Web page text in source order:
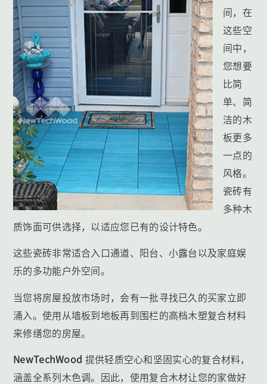
间，在
这些空
间中，
您想要
比简
单、简
洁的木
板更多
一点的
风格。
瓷砖有
多种木
质饰面可供选择，以适应您已有的设计特色。
这些瓷砖非常适合入口通道、阳台、小露台以及家庭娱
乐的多功能户外空间。
当您将房屋投放市场时，会有一批寻找已久的买家立即
涌入。使用从墙板到地板再到围栏的高档木塑复合材料
来修缮您的房屋。
NewTechWood 提供轻质空心和坚固实心的复合材料，
涵盖全系列木色调。因此，使用复合木材让您的家做好